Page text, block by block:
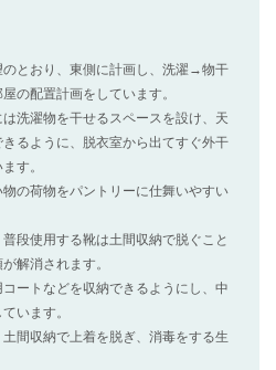
とおり、東側に計画し、洗濯→物干
の配置計画をしています。
洗濯物を干せるスペースを設け、天
るように、脱衣室から出てすぐ外干
す。
の荷物をパントリーに仕舞いやすい
段使用する靴は土間収納で脱ぐこと
解消されます。
ートなどを収納できるようにし、中
います。
間収納で上着を脱ぎ、消毒をする生